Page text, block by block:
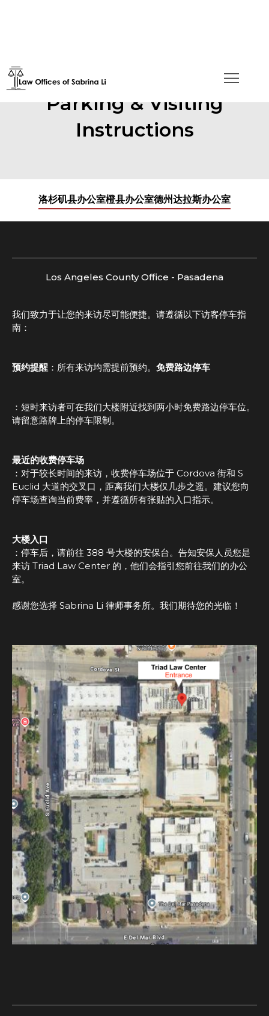
Parking & Visiting
Instructions
洛杉矶县办公室橙县办公室德州达拉斯办公室
Los Angeles County Office - Pasadena
我们致力于让您的来访尽可能便捷。请遵循以下访客停车指
南：
预约提醒 ：所有来访均需提前预约。 免费路边停车
：短时来访者可在我们大楼附近找到两小时免费路边停车位。
请留意路牌上的停车限制。
最近的收费停车场
：对于较长时间的来访，收费停车场位于 Cordova 街和 S
Euclid 大道的交叉口，距离我们大楼仅几步之遥。建议您向
停车场查询当前费率，并遵循所有张贴的入口指示。
大楼入口
：停车后，请前往 388 号大楼的安保台。告知安保人员您是
来访 Triad Law Center 的，他们会指引您前往我们的办公
室。
感谢您选择 Sabrina Li 律师事务所。我们期待您的光临！